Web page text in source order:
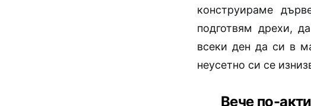
конструираме
подготвям дрехи,
всеки ден да си в
неусетно си се
Вече по-